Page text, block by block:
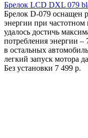
Брелок LCD DXL 079
Брелок D-079 оснащен
энергии при частотном
удалось достичь
потребления энергии
в остальных
легкий запуск мотора
Без установки 7 499 р.